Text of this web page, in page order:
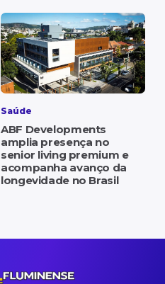
Saúde
ABF Developments
amplia presença no
senior living premium e
acompanha avanço da
longevidade no Brasil